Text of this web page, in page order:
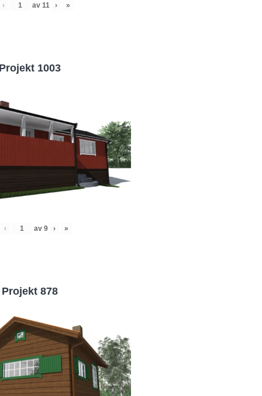
‹ av 11 › »
1003
‹ av 9 › »
Projekt 878